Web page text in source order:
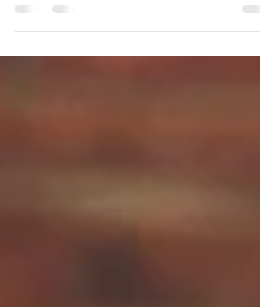
O que o futuro reserva para o trabalho remoto?